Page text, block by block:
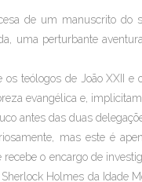
de um manuscrito do
uma perturbante
teólogos de João XXII
evangélica e,
antes das duas
mas este é
o encargo de
Holmes da Idade